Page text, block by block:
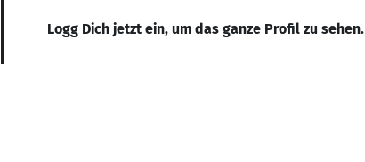
Logg Dich jetzt ein, um das ganze Profil zu sehen.